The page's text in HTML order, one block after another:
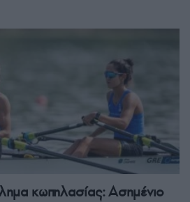
κωπηλασίας: Ασημένιο